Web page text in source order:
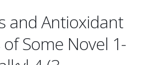
and Antioxidant
Some Novel 1-